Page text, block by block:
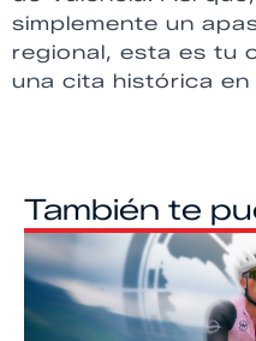
simplemente un
regional, esta es tu
una cita histórica en
También te